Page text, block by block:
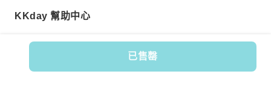
已售罄
在參加努沙佩尼達島的旅行團時，遊客通常會乘坐配有專屬當
蔽海灘的路，可能比較狹窄、彎曲，有時路況也不平坦。由經
驗豐富的司機高效且安全地駕駛，是確保能舒適抵達所有景點
的關鍵。
1. 參加努沙佩尼達島浮潛團有什麼獨特的體驗？
者，都能帶來難忘的體驗。您可以探索充滿生氣的熱帶
魚、色彩斑斕的珊瑚，甚至雄偉的鬼蝠魟。除了海底世
界，島上風光同樣迷人，高聳的懸崖與蔚藍的海水、廣闊
KKday 幫助中心
商品編號: 575036